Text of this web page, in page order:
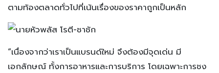
ตามท้องตลาดทั่วไปที่เน้นเรื่องของราคาถูกเป็นหลัก
“เนื่องจากว่าเราเป็นแบรนด์ใหม่ จึงต้องมีจุดเด่น มี
เอกลักษณ์ ทั้งการอาหารและการบริการ โดยเฉพาะการชง